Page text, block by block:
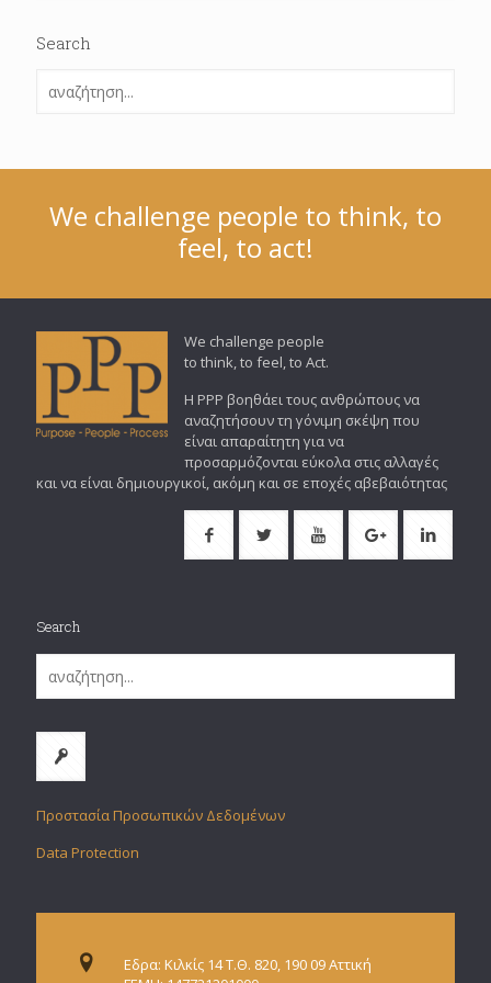
Search
We challenge people to think, to
feel, to act!
We challenge people
to think, to feel, to Act.
Η PPP βοηθάει τους ανθρώπους να
αναζητήσουν τη γόνιμη σκέψη που
είναι απαραίτητη για να
προσαρμόζονται εύκολα στις αλλαγές
και να είναι δημιουργικοί, ακόμη και σε εποχές αβεβαιότητας
Search
Προστασία Προσωπικών Δεδομένων
Data Protection
Εδρα: Κιλκίς 14 Τ.Θ. 820, 190 09 Αττική